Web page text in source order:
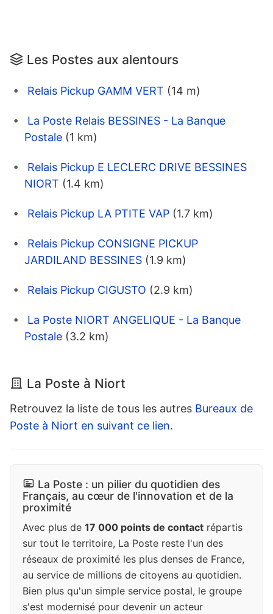
Les Postes aux alentours
Relais Pickup GAMM VERT (14 m)
La Poste Relais BESSINES - La Banque
Postale (1 km)
Relais Pickup E LECLERC DRIVE BESSINES
NIORT (1.4 km)
Relais Pickup LA PTITE VAP (1.7 km)
Relais Pickup CONSIGNE PICKUP
JARDILAND BESSINES (1.9 km)
Relais Pickup CIGUSTO (2.9 km)
La Poste NIORT ANGELIQUE - La Banque
Postale (3.2 km)
La Poste à Niort
Retrouvez la liste de tous les autres Bureaux de
Poste à Niort en suivant ce lien.
La Poste : un pilier du quotidien des
Français, au cœur de l'innovation et de la
proximité
Avec plus de 17 000 points de contact répartis
sur tout le territoire, La Poste reste l'un des
réseaux de proximité les plus denses de France,
au service de millions de citoyens au quotidien.
Bien plus qu'un simple service postal, le groupe
s'est modernisé pour devenir un acteur